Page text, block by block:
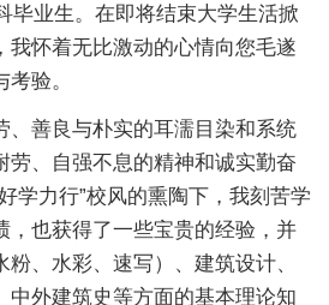
毕业生。在即将结束大学生活掀
我怀着无比激动的心情向您毛遂
验。
、善良与朴实的耳濡目染和系统
劳、自强不息的精神和诚实勤奋
学力行”校风的熏陶下，我刻苦学
，也获得了一些宝贵的经验，并
、水彩、速写）、建筑设计、
中外建筑史等方面的基本理论知